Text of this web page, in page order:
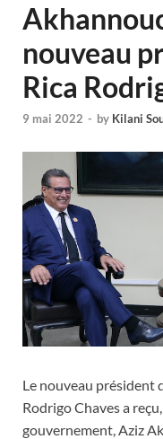
nouveau
Rica
9 mai 2022 - by Kilani
Le nouveau président
Rodrigo Chaves a
gouvernement, Aziz